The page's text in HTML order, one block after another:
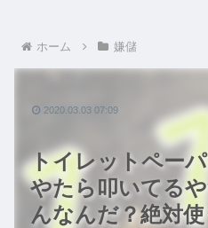
ホーム 嫌儲
トイレットペー
やたら叩いてる
んなんだ？絶対
2020.03.03 07:09